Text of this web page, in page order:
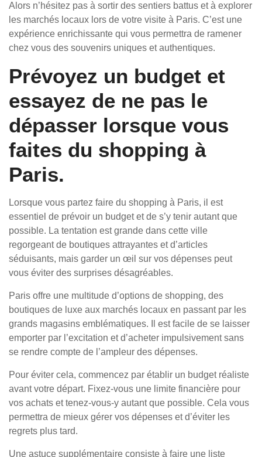
Alors n’hésitez pas à sortir des sentiers battus et à explorer
les marchés locaux lors de votre visite à Paris. C’est une
expérience enrichissante qui vous permettra de ramener
chez vous des souvenirs uniques et authentiques.
Prévoyez un budget et
essayez de ne pas le
dépasser lorsque vous
faites du shopping à
Paris.
Lorsque vous partez faire du shopping à Paris, il est
essentiel de prévoir un budget et de s’y tenir autant que
possible. La tentation est grande dans cette ville
regorgeant de boutiques attrayantes et d’articles
séduisants, mais garder un œil sur vos dépenses peut
vous éviter des surprises désagréables.
Paris offre une multitude d’options de shopping, des
boutiques de luxe aux marchés locaux en passant par les
grands magasins emblématiques. Il est facile de se laisser
emporter par l’excitation et d’acheter impulsivement sans
se rendre compte de l’ampleur des dépenses.
Pour éviter cela, commencez par établir un budget réaliste
avant votre départ. Fixez-vous une limite financière pour
vos achats et tenez-vous-y autant que possible. Cela vous
permettra de mieux gérer vos dépenses et d’éviter les
regrets plus tard.
Une astuce supplémentaire consiste à faire une liste